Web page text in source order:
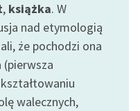
, książka. W
nad etymologią
że pochodzi ona
(pierwsza
walecznych,